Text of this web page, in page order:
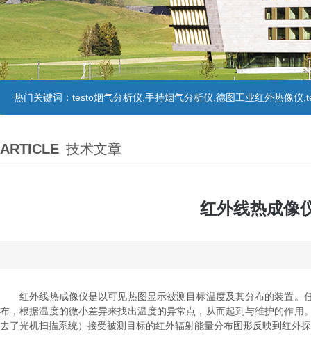
热门关键词： testo烟气分析仪,手持烟气分析仪,德图工业红外热像仪
ARTICLE 技术文章
红外线热成像
红外线热成像仪是以可见热图显示被测目标温度及其分布的装置。
布，根据温度的微小差异来找出温度的异常点，从而起到与维护的作
去了光机扫描系统）接受被测目标的红外辐射能量分布图形反映到红外